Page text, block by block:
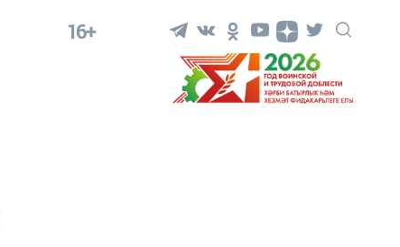
16+